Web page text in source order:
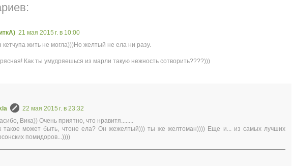
21 мая 2015 г. в 10:00
жить не могла)))Но желтый не ела ни разу.
Как ты умудряешься из марли такую нежность сотворить????)))
22 мая 2015 г. в 23:32
Вика)) Очень приятно, что нравитя........
такое может быть, чтоне ела? Он жежелтый))) ты же желтоман)))) Еще и... из самых лучших
помидоров...))))